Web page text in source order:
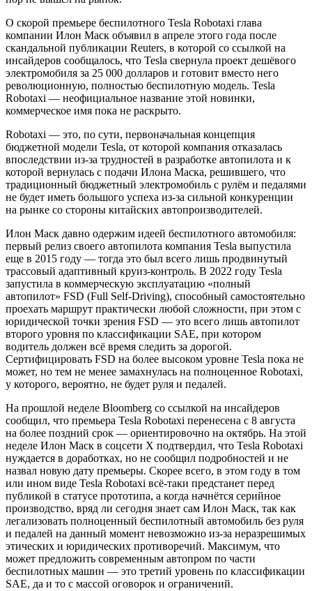
О скорой премьере беспилотного Tesla Robotaxi глава
компании Илон Маск объявил в апреле этого года после
скандальной публикации Reuters, в которой со ссылкой на
инсайдеров сообщалось, что Tesla свернула проект дешёвого
электромобиля за 25 000 долларов и готовит вместо него
революционную, полностью беспилотную модель. Tesla
Robotaxi — неофициальное название этой новинки,
коммерческое имя пока не раскрыто.
Robotaxi — это, по сути, первоначальная концепция
бюджетной модели Tesla, от которой компания отказалась
впоследствии из-за трудностей в разработке автопилота и к
которой вернулась с подачи Илона Маска, решившего, что
традиционный бюджетный электромобиль с рулём и педалями
не будет иметь большого успеха из-за сильной конкуренции
на рынке со стороны китайских автопроизводителей.
Илон Маск давно одержим идеей беспилотного автомобиля:
первый релиз своего автопилота компания Tesla выпустила
еще в 2015 году — тогда это был всего лишь продвинутый
трассовый адаптивный круиз-контроль. В 2022 году Tesla
запустила в коммерческую эксплуатацию «полный
автопилот» FSD (Full Self-Driving), способный самостоятельно
проехать маршрут практически любой сложности, при этом с
юридической точки зрения FSD — это всего лишь автопилот
второго уровня по классификации SAE, при котором
водитель должен всё время следить за дорогой.
Сертифицировать FSD на более высоком уровне Tesla пока не
может, но тем не менее замахнулась на полноценное Robotaxi,
у которого, вероятно, не будет руля и педалей.
На прошлой неделе Bloomberg со ссылкой на инсайдеров
сообщил, что премьера Tesla Robotaxi перенесена с 8 августа
на более поздний срок — ориентировочно на октябрь. На этой
неделе Илон Маск в соцсети Х подтвердил, что Tesla Robotaxi
нуждается в доработках, но не сообщил подробностей и не
назвал новую дату премьеры. Скорее всего, в этом году в том
или ином виде Tesla Robotaxi всё-таки предстанет перед
публикой в статусе прототипа, а когда начнётся серийное
производство, вряд ли сегодня знает сам Илон Маск, так как
легализовать полноценный беспилотный автомобиль без руля
и педалей на данный момент невозможно из-за неразрешимых
этических и юридических противоречий. Максимум, что
может предложить современным автопром по части
беспилотных машин — это третий уровень по классификации
SAE, да и то с массой оговорок и ограничений.